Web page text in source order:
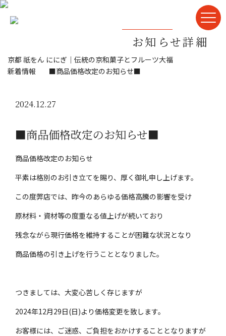
お知らせ詳細
京都 祇をん ににぎ｜伝統の京和菓子とフルーツ大福
新着情報
■商品価格改定のお知らせ■
2024.12.27
■商品価格改定のお知らせ■
商品価格改定のお知らせ
平素は格別のお引き立てを賜り、厚く御礼申し上げます。
この度弊店では、昨今のあらゆる価格高騰の影響を受け
原材料・資材等の度重なる値上げが続いており
残念ながら現行価格を維持することが困難な状況となり
商品価格の引き上げを行うこととなりました。
つきましては、大変心苦しく存じますが
2024年12月29日(日)より価格変更を致します。
お客様には、ご迷惑、ご負担をおかけすることとなりますが